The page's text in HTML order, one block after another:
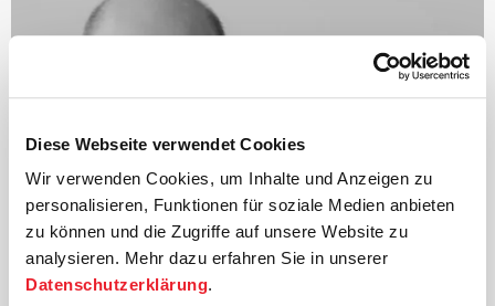
Diese Webseite verwendet Cookies
Wir verwenden Cookies, um Inhalte und Anzeigen zu
personalisieren, Funktionen für soziale Medien anbieten
zu können und die Zugriffe auf unsere Website zu
analysieren. Mehr dazu erfahren Sie in unserer
Datenschutzerklärung.